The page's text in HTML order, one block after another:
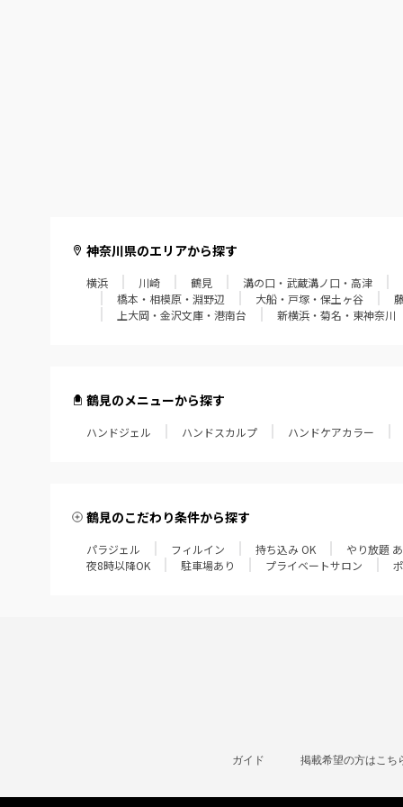
神奈川県のエリアから探す
横浜 川崎 鶴見 溝の口・武蔵溝ノ口・高津
橋本・相模原・淵野辺
大船・戸塚・保土ヶ谷
上大岡・金沢文庫・港南台
新横浜・菊名・東神奈川
鶴見のメニューから探す
ハンドジェル ハンドスカルプ ハンドケアカラー
鶴見のこだわり条件から探す
パラジェル フィルイン 持ち込み OK やり放題
夜8時以降OK
駐車場あり プライベートサロン
ガイド 掲載希望の方はこち